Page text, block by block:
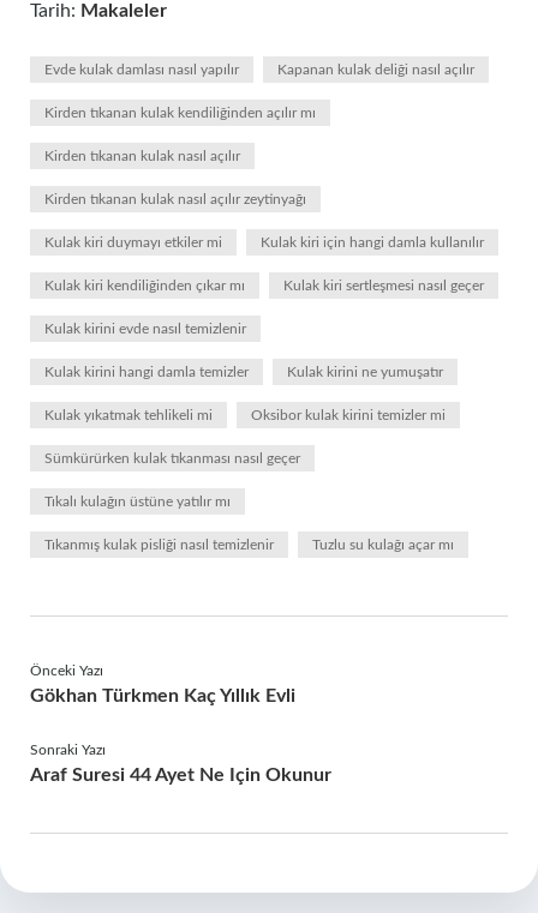
Tarih: Makaleler
Evde kulak damlası nasıl yapılır Kapanan kulak deliği nasıl açılır
Kirden tıkanan kulak kendiliğinden açılır mı
Kirden tıkanan kulak nasıl açılır
Kirden tıkanan kulak nasıl açılır zeytinyağı
Kulak kiri duymayı etkiler mi Kulak kiri için hangi damla kullanılır
Kulak kiri kendiliğinden çıkar mı Kulak kiri sertleşmesi nasıl geçer
Kulak kirini evde nasıl temizlenir
Kulak kirini hangi damla temizler Kulak kirini ne yumuşatır
Kulak yıkatmak tehlikeli mi Oksibor kulak kirini temizler mi
Sümkürürken kulak tıkanması nasıl geçer
Tıkalı kulağın üstüne yatılır mı
Tıkanmış kulak pisliği nasıl temizlenir Tuzlu su kulağı açar mı
Önceki Yazı
Gökhan Türkmen Kaç Yıllık Evli
Sonraki Yazı
Araf Suresi 44 Ayet Ne Için Okunur